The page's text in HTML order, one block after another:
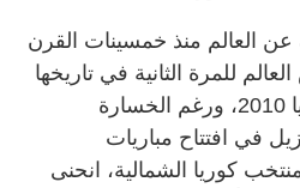
عن العالم منذ خمسينات القرن
للمرة الثانية في تاريخها
في مونديال جنوب أفريقيا 2010، ورغم الخسارة
البرازيل في افتتاح مباريات
كوريا الشمالية، انحنى